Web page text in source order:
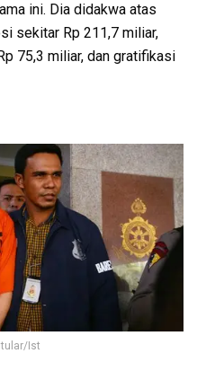
ini. Dia didakwa atas
sekitar Rp 211,7 miliar,
75,3 miliar, dan gratifikasi
Ist